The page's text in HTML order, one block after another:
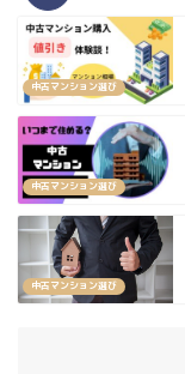
中古マンション選び
中古マンション選び
中古マンション選び